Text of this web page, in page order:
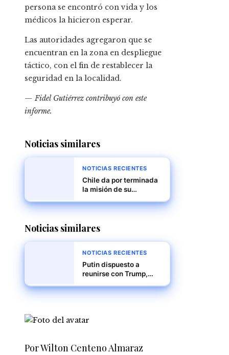
persona se encontró con vida y los
médicos la hicieron esperar.
Las autoridades agregaron que se
encuentran en la zona en despliegue
táctico, con el fin de restablecer la
seguridad en la localidad.
— Fidel Gutiérrez contribuyó con este
informe.
Noticias similares
NOTICIAS RECIENTES
Chile da por terminada
la misión de su
Venezuela en medio de
Noticias similares
NOTICIAS RECIENTES
Putin dispuesto a
reunirse con Trump,
concretos, según el
Por Wilton Centeno Almaraz